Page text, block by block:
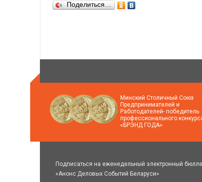
Поделиться…
Минский Столичный Союз
Предпринимателей и
Работодателей- победитель
профессионального
«БРЭНД ГОДА»
Подписаться на еженедельный электронный
«Анонс Деловых Событий Беларуси»